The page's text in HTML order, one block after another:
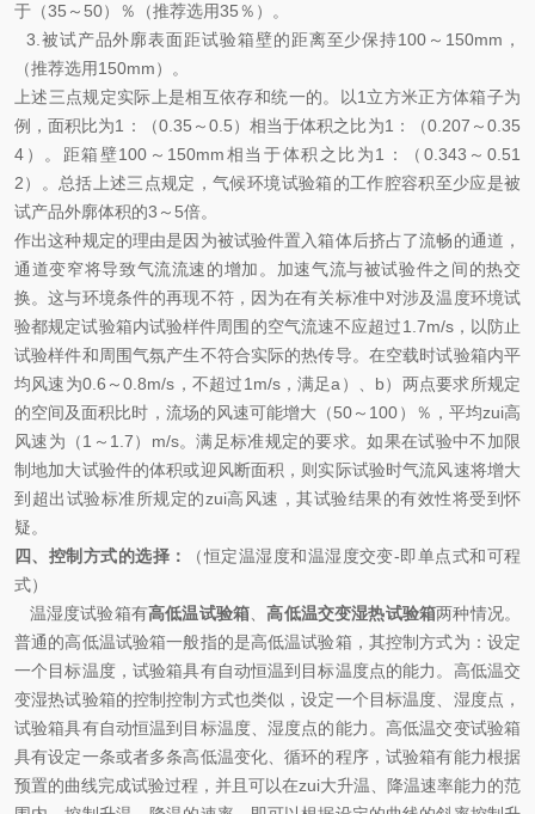
于（35～50）％（推荐选用35％）。
3.被试产品外廓表面距试验箱壁的距离至少保持100～150mm，
（推荐选用150mm）。
上述三点规定实际上是相互依存和统一的。以1立方米正方体箱子为
例，面积比为1：（0.35～0.5）相当于体积之比为1：（0.207～0.35
4）。距箱壁100～150mm相当于体积之比为1：（0.343～0.51
2）。总括上述三点规定，气候环境试验箱的工作腔容积至少应是被
试产品外廓体积的3～5倍。
作出这种规定的理由是因为被试验件置入箱体后挤占了流畅的通道，
通道变窄将导致气流流速的增加。加速气流与被试验件之间的热交
换。这与环境条件的再现不符，因为在有关标准中对涉及温度环境试
验都规定试验箱内试验样件周围的空气流速不应超过1.7m/s，以防止
试验样件和周围气氛产生不符合实际的热传导。在空载时试验箱内平
均风速为0.6～0.8m/s，不超过1m/s，满足a）、b）两点要求所规定
的空间及面积比时，流场的风速可能增大（50～100）％，平均zui高
风速为（1～1.7）m/s。满足标准规定的要求。如果在试验中不加限
制地加大试验件的体积或迎风断面积，则实际试验时气流风速将增大
到超出试验标准所规定的zui高风速，其试验结果的有效性将受到怀
疑。
四、控制方式的选择：
（恒定温湿度和温湿度交变-即单点式和可程
式）
温湿度试验箱有高低温试验箱 、高低温交变湿热试验箱两种情况。
普通的高低温试验箱一般指的是高低温试验箱，其控制方式为：设定
一个目标温度，试验箱具有自动恒温到目标温度点的能力。高低温交
变湿热试验箱的控制控制方式也类似，设定一个目标温度、湿度点，
试验箱具有自动恒温到目标温度、湿度点的能力。高低温交变试验箱
具有设定一条或者多条高低温变化、循环的程序，试验箱有能力根据
预置的曲线完成试验过程，并且可以在zui大升温、降温速率能力的范